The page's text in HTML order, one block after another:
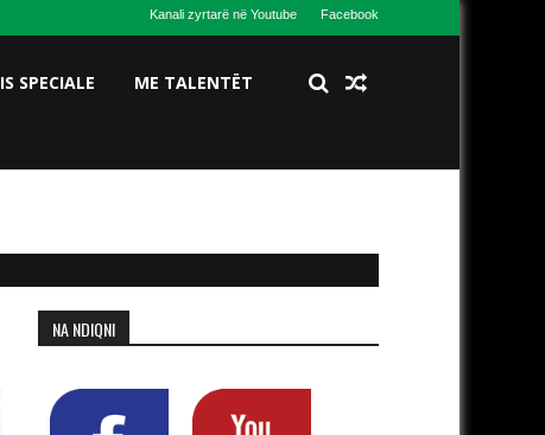
Kanali zyrtarë në Youtube Facebook
IS SPECIALE ME TALENTËT
NA NDIQNI